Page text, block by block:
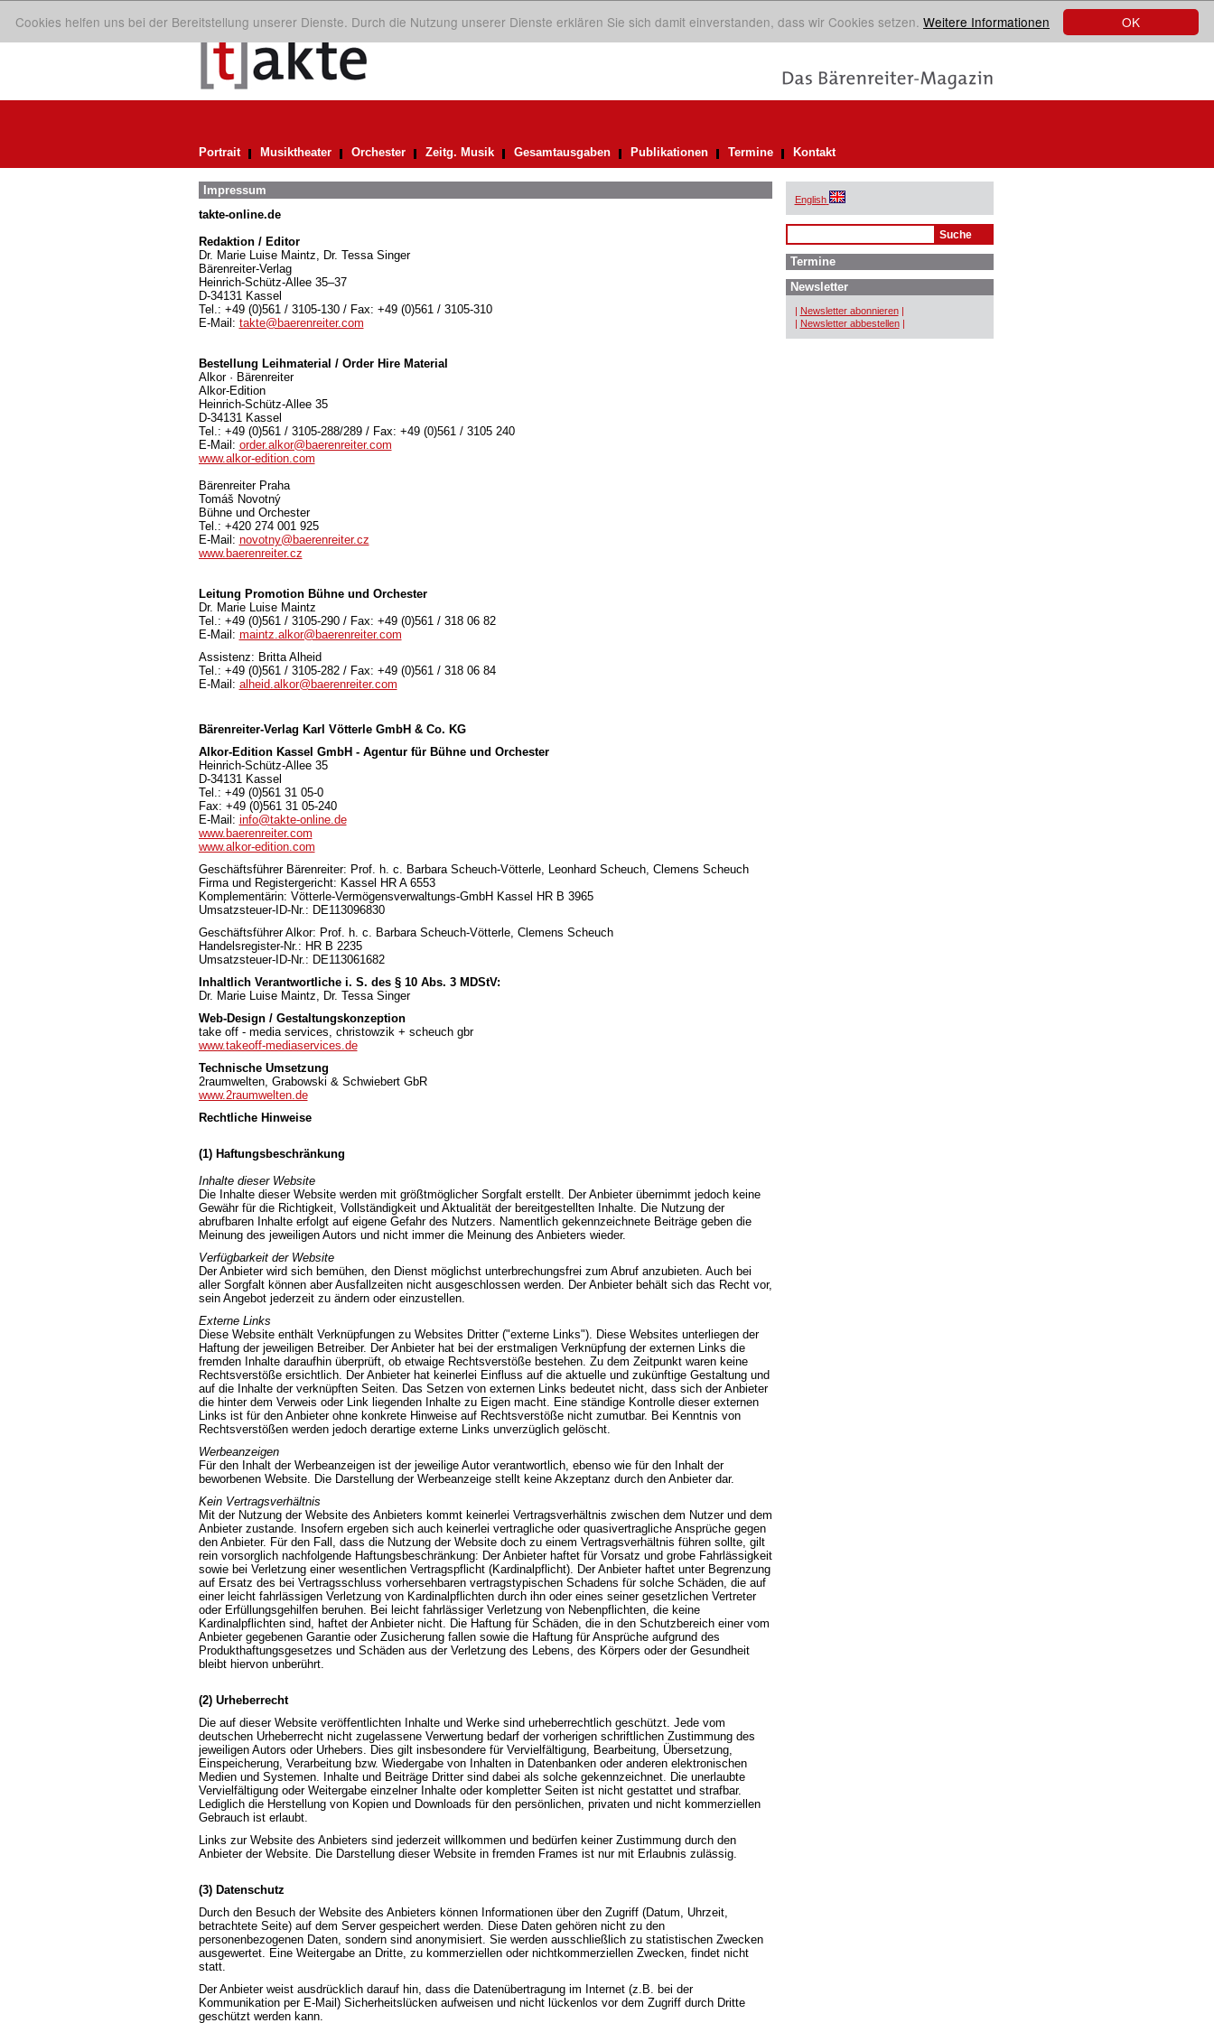
OK
Cookies helfen uns bei der Bereitstellung unserer Dienste. Durch die Nutzung unserer Dienste erklären Sie sich damit einverstanden, dass wir Cookies setzen. Weitere Informationen
Portrait Musiktheater Orchester Zeitg. Musik Gesamtausgaben Publikationen Termine Kontakt
Impressum
takte-online.de
Redaktion / Editor
Dr. Marie Luise Maintz, Dr. Tessa Singer
Bärenreiter-Verlag
Heinrich-Schütz-Allee 35–37
D-34131 Kassel
Tel.: +49 (0)561 / 3105-130 / Fax: +49 (0)561 / 3105-310
E-Mail: takte@baerenreiter.com
Bestellung Leihmaterial / Order Hire Material
Alkor · Bärenreiter
Alkor-Edition
Heinrich-Schütz-Allee 35
D-34131 Kassel
Tel.: +49 (0)561 / 3105-288/289 / Fax: +49 (0)561 / 3105 240
E-Mail: order.alkor@baerenreiter.com
www.alkor-edition.com
Bärenreiter Praha
Tomáš Novotný
Bühne und Orchester
Tel.: +420 274 001 925
E-Mail: novotny@baerenreiter.cz
www.baerenreiter.cz
Leitung Promotion Bühne und Orchester
Dr. Marie Luise Maintz
Tel.: +49 (0)561 / 3105-290 / Fax: +49 (0)561 / 318 06 82
E-Mail: maintz.alkor@baerenreiter.com
Assistenz: Britta Alheid
Tel.: +49 (0)561 / 3105-282 / Fax: +49 (0)561 / 318 06 84
E-Mail: alheid.alkor@baerenreiter.com
Bärenreiter-Verlag Karl Vötterle GmbH & Co. KG
Alkor-Edition Kassel GmbH - Agentur für Bühne und Orchester
Heinrich-Schütz-Allee 35
D-34131 Kassel
Tel.: +49 (0)561 31 05-0
Fax: +49 (0)561 31 05-240
E-Mail: info@takte-online.de
www.baerenreiter.com
www.alkor-edition.com
Geschäftsführer Bärenreiter: Prof. h. c. Barbara Scheuch-Vötterle, Leonhard Scheuch, Clemens Scheuch
Firma und Registergericht: Kassel HR A 6553
Komplementärin: Vötterle-Vermögensverwaltungs-GmbH Kassel HR B 3965
Umsatzsteuer-ID-Nr.: DE113096830
Geschäftsführer Alkor: Prof. h. c. Barbara Scheuch-Vötterle, Clemens Scheuch
Handelsregister-Nr.: HR B 2235
Umsatzsteuer-ID-Nr.: DE113061682
Inhaltlich Verantwortliche i. S. des § 10 Abs. 3 MDStV:
Dr. Marie Luise Maintz, Dr. Tessa Singer
Web-Design / Gestaltungskonzeption
take off - media services, christowzik + scheuch gbr
www.takeoff-mediaservices.de
Technische Umsetzung
2raumwelten, Grabowski & Schwiebert GbR
www.2raumwelten.de
Rechtliche Hinweise
(1) Haftungsbeschränkung
Inhalte dieser Website
Die Inhalte dieser Website werden mit größtmöglicher Sorgfalt erstellt. Der Anbieter übernimmt jedoch keine
Gewähr für die Richtigkeit, Vollständigkeit und Aktualität der bereitgestellten Inhalte. Die Nutzung der
abrufbaren Inhalte erfolgt auf eigene Gefahr des Nutzers. Namentlich gekennzeichnete Beiträge geben die
Meinung des jeweiligen Autors und nicht immer die Meinung des Anbieters wieder.
Verfügbarkeit der Website
Der Anbieter wird sich bemühen, den Dienst möglichst unterbrechungsfrei zum Abruf anzubieten. Auch bei
aller Sorgfalt können aber Ausfallzeiten nicht ausgeschlossen werden. Der Anbieter behält sich das Recht vor,
sein Angebot jederzeit zu ändern oder einzustellen.
Externe Links
Diese Website enthält Verknüpfungen zu Websites Dritter ("externe Links"). Diese Websites unterliegen der
Haftung der jeweiligen Betreiber. Der Anbieter hat bei der erstmaligen Verknüpfung der externen Links die
fremden Inhalte daraufhin überprüft, ob etwaige Rechtsverstöße bestehen. Zu dem Zeitpunkt waren keine
Rechtsverstöße ersichtlich. Der Anbieter hat keinerlei Einfluss auf die aktuelle und zukünftige Gestaltung und
auf die Inhalte der verknüpften Seiten. Das Setzen von externen Links bedeutet nicht, dass sich der Anbieter
die hinter dem Verweis oder Link liegenden Inhalte zu Eigen macht. Eine ständige Kontrolle dieser externen
Links ist für den Anbieter ohne konkrete Hinweise auf Rechtsverstöße nicht zumutbar. Bei Kenntnis von
Rechtsverstößen werden jedoch derartige externe Links unverzüglich gelöscht.
Werbeanzeigen
Für den Inhalt der Werbeanzeigen ist der jeweilige Autor verantwortlich, ebenso wie für den Inhalt der
beworbenen Website. Die Darstellung der Werbeanzeige stellt keine Akzeptanz durch den Anbieter dar.
Kein Vertragsverhältnis
Mit der Nutzung der Website des Anbieters kommt keinerlei Vertragsverhältnis zwischen dem Nutzer und dem
Anbieter zustande. Insofern ergeben sich auch keinerlei vertragliche oder quasivertragliche Ansprüche gegen
den Anbieter. Für den Fall, dass die Nutzung der Website doch zu einem Vertragsverhältnis führen sollte, gilt
rein vorsorglich nachfolgende Haftungsbeschränkung: Der Anbieter haftet für Vorsatz und grobe Fahrlässigkeit
sowie bei Verletzung einer wesentlichen Vertragspflicht (Kardinalpflicht). Der Anbieter haftet unter Begrenzung
auf Ersatz des bei Vertragsschluss vorhersehbaren vertragstypischen Schadens für solche Schäden, die auf
einer leicht fahrlässigen Verletzung von Kardinalpflichten durch ihn oder eines seiner gesetzlichen Vertreter
oder Erfüllungsgehilfen beruhen. Bei leicht fahrlässiger Verletzung von Nebenpflichten, die keine
Kardinalpflichten sind, haftet der Anbieter nicht. Die Haftung für Schäden, die in den Schutzbereich einer vom
Anbieter gegebenen Garantie oder Zusicherung fallen sowie die Haftung für Ansprüche aufgrund des
Produkthaftungsgesetzes und Schäden aus der Verletzung des Lebens, des Körpers oder der Gesundheit
bleibt hiervon unberührt.
(2) Urheberrecht
Die auf dieser Website veröffentlichten Inhalte und Werke sind urheberrechtlich geschützt. Jede vom
deutschen Urheberrecht nicht zugelassene Verwertung bedarf der vorherigen schriftlichen Zustimmung des
jeweiligen Autors oder Urhebers. Dies gilt insbesondere für Vervielfältigung, Bearbeitung, Übersetzung,
Einspeicherung, Verarbeitung bzw. Wiedergabe von Inhalten in Datenbanken oder anderen elektronischen
Medien und Systemen. Inhalte und Beiträge Dritter sind dabei als solche gekennzeichnet. Die unerlaubte
Vervielfältigung oder Weitergabe einzelner Inhalte oder kompletter Seiten ist nicht gestattet und strafbar.
Lediglich die Herstellung von Kopien und Downloads für den persönlichen, privaten und nicht kommerziellen
Gebrauch ist erlaubt.
Links zur Website des Anbieters sind jederzeit willkommen und bedürfen keiner Zustimmung durch den
Anbieter der Website. Die Darstellung dieser Website in fremden Frames ist nur mit Erlaubnis zulässig.
(3) Datenschutz
Durch den Besuch der Website des Anbieters können Informationen über den Zugriff (Datum, Uhrzeit,
betrachtete Seite) auf dem Server gespeichert werden. Diese Daten gehören nicht zu den
personenbezogenen Daten, sondern sind anonymisiert. Sie werden ausschließlich zu statistischen Zwecken
ausgewertet. Eine Weitergabe an Dritte, zu kommerziellen oder nichtkommerziellen Zwecken, findet nicht
statt.
Der Anbieter weist ausdrücklich darauf hin, dass die Datenübertragung im Internet (z.B. bei der
Kommunikation per E-Mail) Sicherheitslücken aufweisen und nicht lückenlos vor dem Zugriff durch Dritte
geschützt werden kann.
English
Termine
Newsletter
| Newsletter abonnieren |
| Newsletter abbestellen |